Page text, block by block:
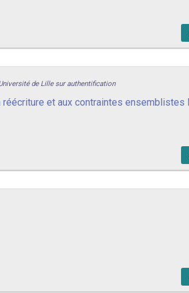
de Lille sur authentification
réécriture et aux contraintes